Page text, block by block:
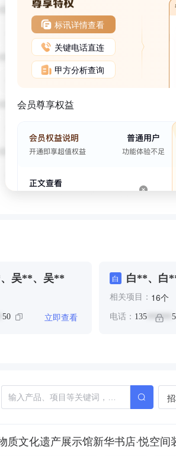
标讯详情查看
关键电话直连
甲方分析查询
会员尊享权益
吴**、吴**
50 立即查看
白 白**、白
相关项目： 16个
电话： 135******
质文化遗产展示馆新华书店·悦空